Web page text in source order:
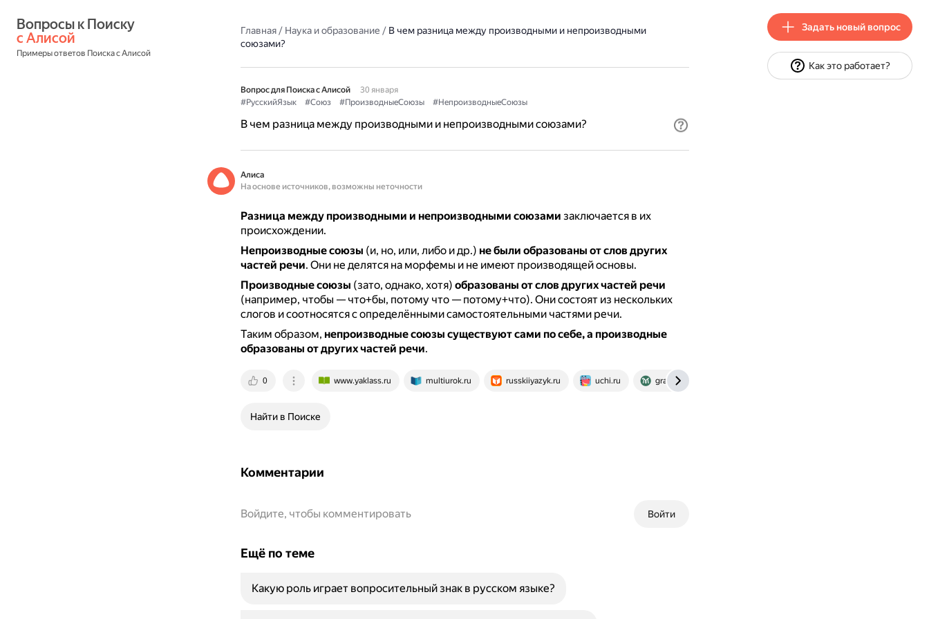
с Алисой
Примеры ответов Поиска с Алисой
Главная/ Наука и образование / В чем разница между производными и непроизводными
союзами?
Вопрос для Поиска с Алисой
30 января
#РусскийЯзык
#Союз #ПроизводныеСоюзы #НепроизводныеСоюзы
В чем разница между производными и непроизводными союзами?
Алиса
На основе источников, возможны неточности
Разница между производными и непроизводными союзами заключается в их
происхождении.
Непроизводные союзы (и, но, или, либо и др.) не были образованы от слов других
частей речи. Они не делятся на морфемы и не имеют производящей основы.
Производные союзы (зато, однако, хотя) образованы от слов других частей речи
(например, чтобы — что+бы, потому что — потому+что). Они состоят из нескольких
слогов и соотносятся с определёнными самостоятельными частями речи.
Таким образом, непроизводные союзы существуют сами по себе, а производные
образованы от других частей речи.
0 www.yaklass.ru multiurok.ru russkiiyazyk.ru uchi.ru gramota.ru
Найти в Поиске
Комментарии
Войти
Войдите, чтобы комментировать
Ещё по теме
Какую роль играет вопросительный знак в русском языке?
Задать новый вопрос
Как это работает?